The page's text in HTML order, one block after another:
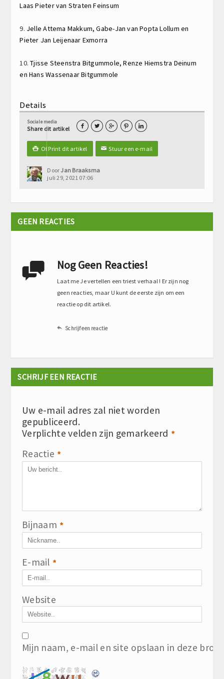
Laas Pieter van StratenFeinsum
9. Jelle Attema Makkum,Gabe-Jan van PoptaLollum en
Pieter Jan Leijenaar Exmorra
10.Tjisse Steenstra Bitgummole,Renze Hiemstra Deinum
enHans WassenaarBitgummole
Details
Sociale media
Share dit artikel     
 Of Print dit artikel ✉Stuur een e-mail
DoorJan Braaksma
juli 29, 2021 07:06
GEEN REACTIES
 Nog Geen Reacties!
Laat me Je vertellen een triest verhaal ! Er zijn nog
geen reacties, maar U kunt de eerste zijn om een
reactie op dit artikel.
 Schrijf een reactie
SCHRIJF EEN REACTIE
Uw e-mail adres zal niet worden
gepubliceerd.
Verplichte velden zijn gemarkeerd *
Reactie *
Bijnaam *
E-mail *
Website
Mijn naam, e-mail en site opslaan in deze